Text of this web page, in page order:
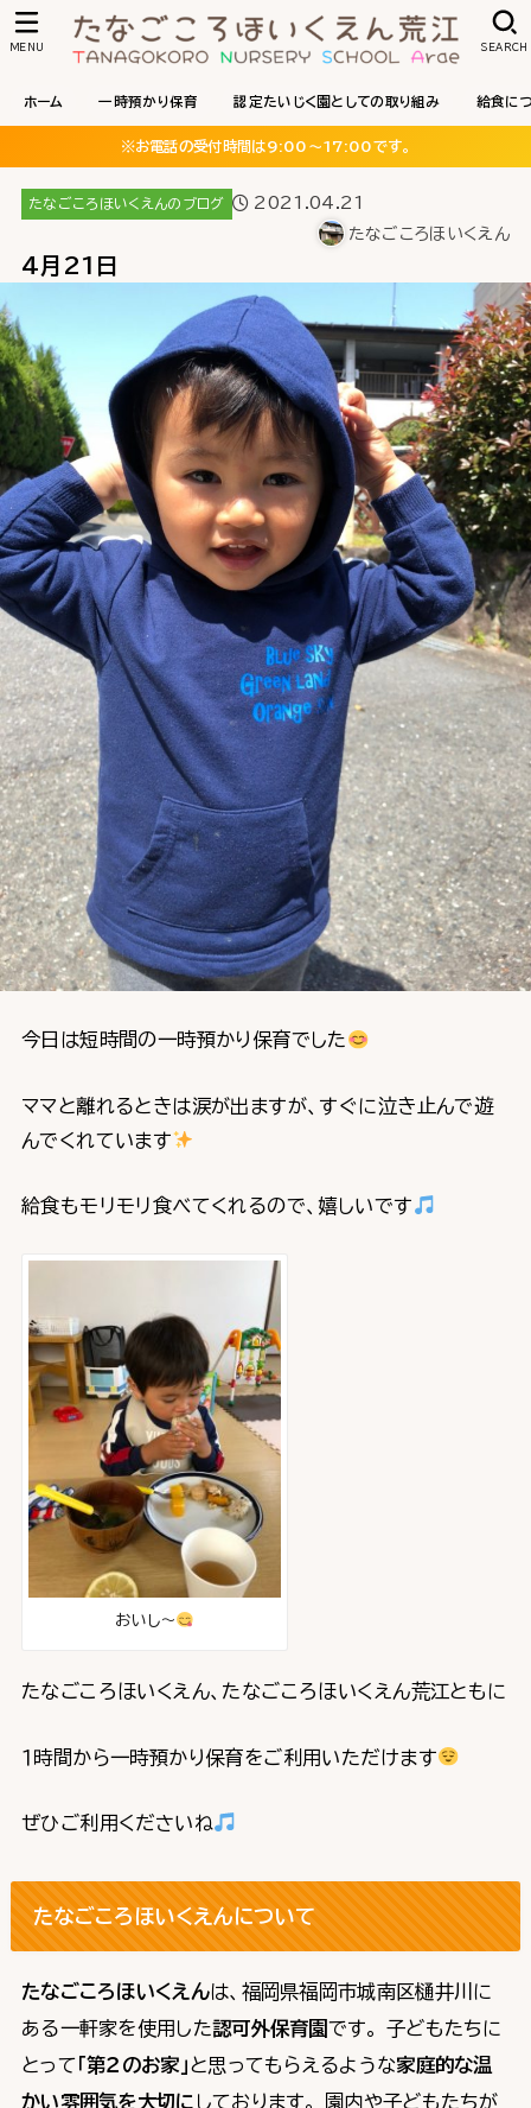
ホーム 一時預かり保育 認定たいじく園としての取り組み 給食に
SEARCH
MENU
※お電話の受付時間は9:00〜17:00です。
たなごころほいくえんのブログ
2021.04.21
たなごころほいくえん
4月21日
今日は短時間の一時預かり保育でした
ママと離れるときは涙が出ますが、すぐに泣き止んで遊
んでくれています
給食もモリモリ食べてくれるので、嬉しいです
おいし～
たなごころほいくえん、たなごころほいくえん荒江ともに
１時間から一時預かり保育をご利用いただけます
ぜひご利用くださいね
たなごころほいくえんについて
たなごころほいくえんは、福岡県福岡市城南区樋井川に
ある一軒家を使用した認可外保育園です。 子どもたちに
とって 「第２のお家」と思ってもらえるような家庭的な温
かい雰囲気を大切に しております。 園内や子どもたちが